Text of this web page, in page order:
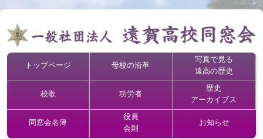
トップページ 母校の沿革
写真で見る
遠高の歴史
校歌 功労者
歴史
アーカイブス
同窓会名簿
役員
会則
お知らせ